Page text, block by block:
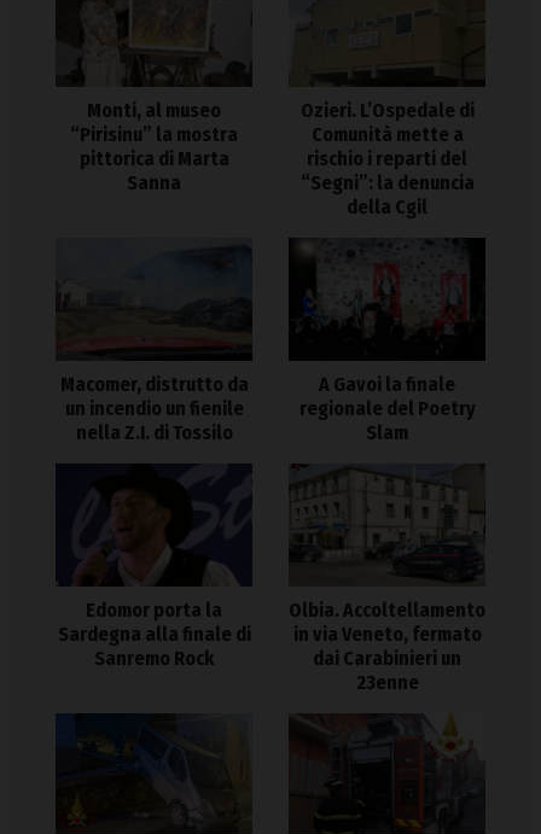
Monti, al museo
“Pirisinu” la mostra
pittorica di Marta
Sanna
Ozieri. L’Ospedale di
Comunità mette a
rischio i reparti del
“Segni”: la denuncia
della Cgil
Macomer, distrutto da
un incendio un fienile
nella Z.I. di Tossilo
A Gavoi la finale
regionale del Poetry
Slam
Edomor porta la
Sardegna alla finale di
Sanremo Rock
Olbia. Accoltellamento
in via Veneto, fermato
dai Carabinieri un
23enne